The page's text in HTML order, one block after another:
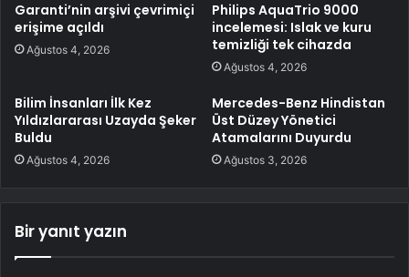
Garanti’nin arşivi çevrimiçi
erişime açıldı
Ağustos 4, 2026
Philips AquaTrio 9000
incelemesi: Islak ve kuru
temizliği tek cihazda
Ağustos 4, 2026
Bilim İnsanları İlk Kez
Yıldızlararası Uzayda Şeker
Buldu
Ağustos 4, 2026
Mercedes-Benz Hindistan
Üst Düzey Yönetici
Atamalarını Duyurdu
Ağustos 3, 2026
Bir yanıt yazın